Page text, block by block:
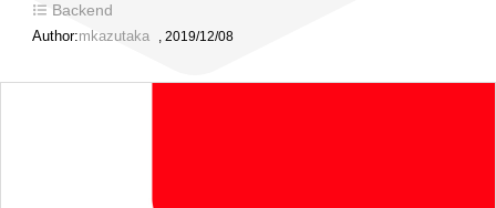
Backend
Author:mkazutaka , 2019/12/08